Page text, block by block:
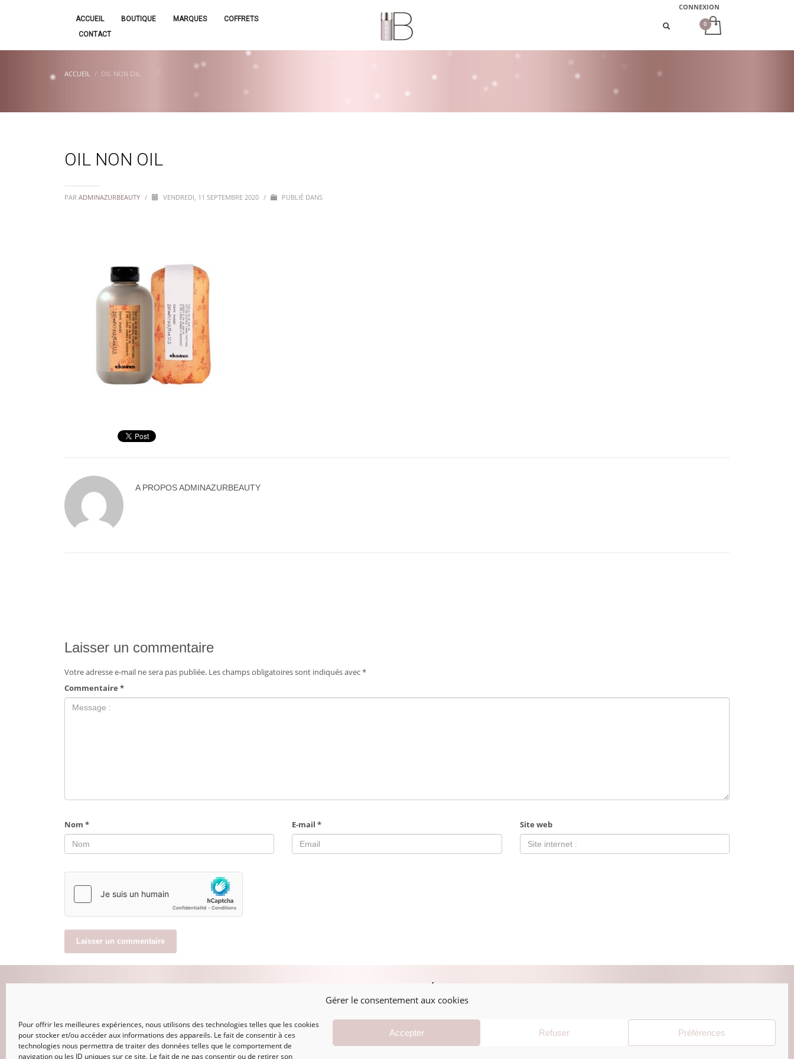
Gérer le consentement aux cookies
Pour offrir les meilleures expériences, nous utilisons des technologies telles que les cookies
pour stocker et/ou accéder aux informations des appareils. Le fait de consentir à ces
technologies nous permettra de traiter des données telles que le comportement de
navigation ou les ID uniques sur ce site. Le fait de ne pas consentir ou de retirer son
Accepter Refuser Préférences
CONNEXION
ACCUEIL BOUTIQUE MARQUES
COFFRETS
CONTACT
ACCUEIL OIL NON OIL
OIL NON OIL
PARADMINAZURBEAUTY / VENDREDI, 11 SEPTEMBRE 2020 / PUBLIÉ DANS
A PROPOSADMINAZURBEAUTY
Laisser un commentaire
Votre adresse e-mail ne sera pas publiée. Les champs obligatoires sont indiqués avec*
Commentaire*
Nom* E-mail* Site web
CONNEXION
Mot de passe perdu
Accueil
CGV